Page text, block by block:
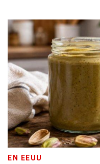
EN EEUU